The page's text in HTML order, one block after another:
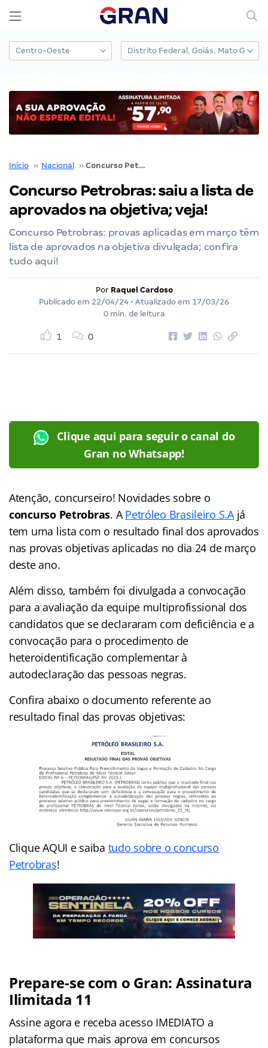
Início ›› Nacional ›› Concurso Petrobras: saiu a lista de aprovados na objetiva; veja!
Concurso Petrobras: saiu a lista de
aprovados na objetiva; veja!
Concurso Petrobras: provas aplicadas em março têm
lista de aprovados na objetiva divulgada; confira
tudo aqui!
Por Raquel Cardoso
Publicado em 22/04/24 • Atualizado em 17/03/26
0 min. de leitura
1 0
Clique aqui para seguir o canal do
Gran no Whatsapp!
Atenção, concurseiro! Novidades sobre o
concurso Petrobras. A Petróleo Brasileiro S.Ajá
tem uma lista com o resultado final dos aprovados
nas provas objetivas aplicadas no dia 24 de março
deste ano.
Além disso, também foi divulgada a convocação
para a avaliação da equipe multiprofissional dos
candidatos que se declararam com deficiência e a
convocação para o procedimento de
heteroidentificação complementar à
autodeclaração das pessoas negras.
Confira abaixo o documento referente ao
resultado final das provas objetivas:
Clique AQUI e saiba tudo sobre o concurso
Petrobras!
Prepare-se com o Gran: Assinatura
Ilimitada 11
Assine agora e receba acesso IMEDIATO a
plataforma que mais aprova em concursos